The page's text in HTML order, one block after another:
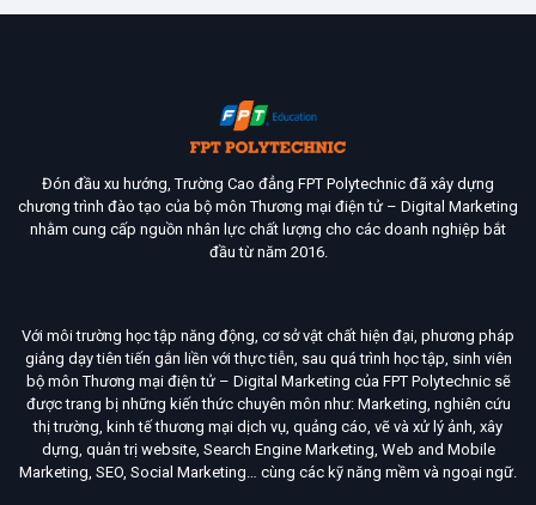
Đón đầu xu hướng, Trường Cao đẳng FPT Polytechnic đã xây dựng
chương trình đào tạo của bộ môn Thương mại điện tử – Digital Marketing
nhằm cung cấp nguồn nhân lực chất lượng cho các doanh nghiệp bắt
đầu từ năm 2016.
Với môi trường học tập năng động, cơ sở vật chất hiện đại, phương pháp
giảng dạy tiên tiến gắn liền với thực tiễn, sau quá trình học tập, sinh viên
bộ môn Thương mại điện tử – Digital Marketing của FPT Polytechnic sẽ
được trang bị những kiến thức chuyên môn như: Marketing, nghiên cứu
thị trường, kinh tế thương mại dịch vụ, quảng cáo, vẽ và xử lý ảnh, xây
dựng, quản trị website, Search Engine Marketing, Web and Mobile
Marketing, SEO, Social Marketing… cùng các kỹ năng mềm và ngoại ngữ.